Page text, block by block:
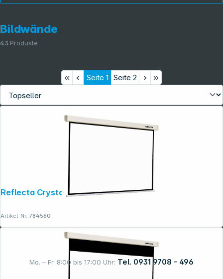
Mo. – Fr. 8:00 bis 17:00 Uhr: Tel. 0931 9708 - 496
Bildwände
43 Produkte
Seite 1 Seite 2
Reflecta Crystal-Line Rollo lux 180x180
Artikel-Nr.:784560